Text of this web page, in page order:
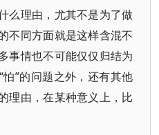
么理由，尤其不是为了做
不同方面就是这样含混不
事情也不可能仅仅归结为
”的问题之外，还有其他
理由，在某种意义上，比